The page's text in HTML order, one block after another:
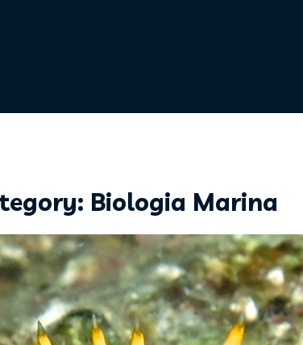
Biologia Marina